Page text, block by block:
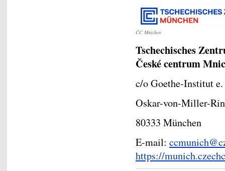
ČC Mnichov
Tschechisches
České centrum
c/o Goethe-Institut
Oskar-von-Miller-
80333 München
E-mail:
https://